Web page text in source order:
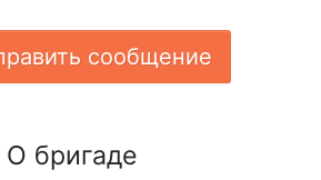
сообщение
О бригаде